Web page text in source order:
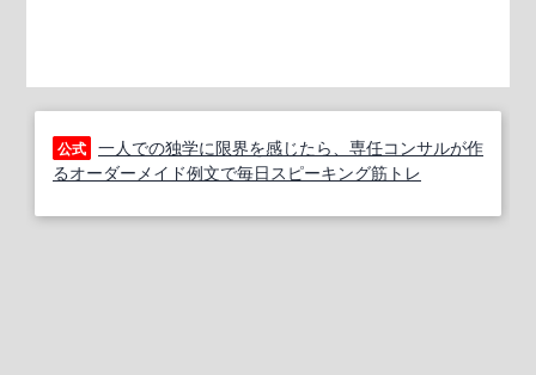
公式 一人での独学に限界を感じたら、専任コンサルが作
るオーダーメイド例文で毎日スピーキング筋トレ